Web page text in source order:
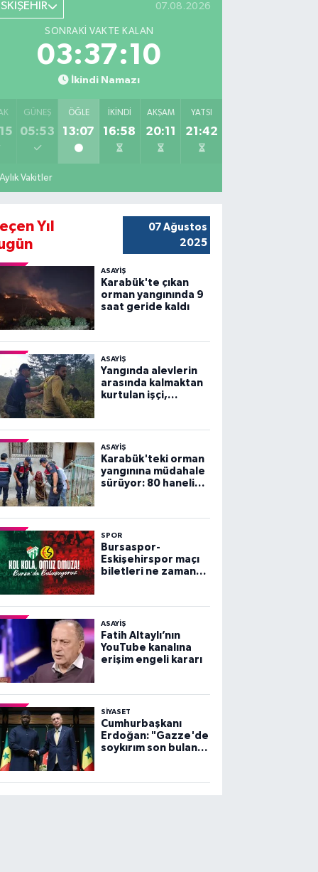
07.08.2026
SONRAKI VAKTE KALAN
03:37:08
İkindi Namazı
GÜNEŞ
05:53
ÖĞLE
13:07
İKINDI
16:58
AKŞAM
20:11
YATSI
21:42
Aylık Vakitler
Yıl
07 Ağustos
2025
ASAYİŞ
Karabük'te çıkan
orman yangınında 9
saat geride kaldı
ASAYİŞ
Yangında alevlerin
arasında kalmaktan
kurtulan işçi,
panik yaşadı
ASAYİŞ
Karabük'teki orman
yangınına müdahale
sürüyor: 80 haneli
SPOR
Bursaspor-
Eskişehirspor maçı
biletleri ne zaman
ASAYİŞ
Fatih Altaylı’nın
YouTube kanalına
erişim engeli kararı
SİYASET
Cumhurbaşkanı
Erdoğan: "Gazze'de
soykırım son bulana